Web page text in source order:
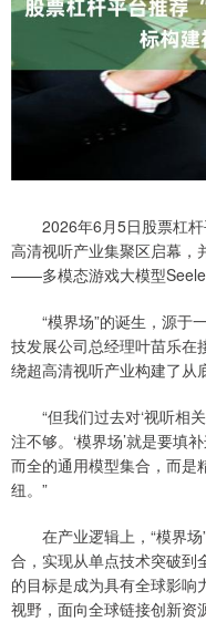
2026年6月5日股票杠杆
高清视听产业集聚区启幕，
——多模态游戏大模型Seele
“模界场”的诞生，源于
技发展公司总经理叶苗乐在
绕超高清视听产业构建了从
“但我们过去对‘视听相关
注不够。‘模界场’就是要填
而全的通用模型集合，而是
纽。”
在产业逻辑上，“模界场
合，实现从单点技术突破到
的目标是成为具有全球影响
视野，面向全球链接创新资